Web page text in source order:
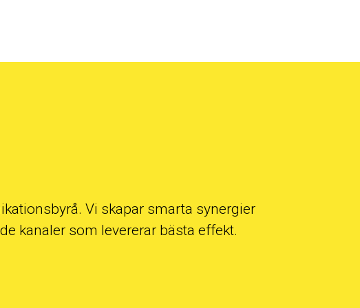
Vi skapar smarta synergier
kanaler som levererar bästa effekt.